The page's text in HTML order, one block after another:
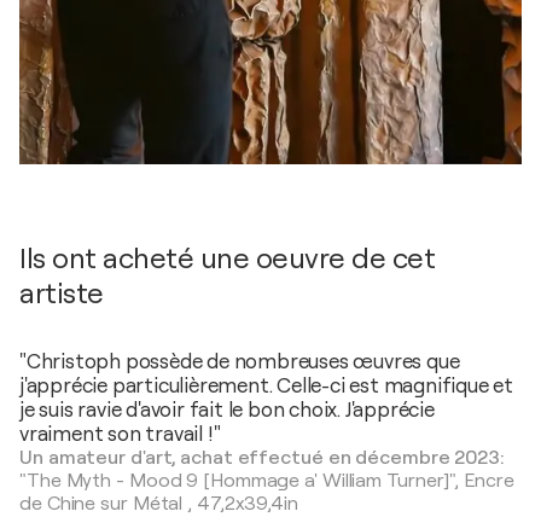
Ils ont acheté une oeuvre de cet
artiste
"Christoph possède de nombreuses œuvres que
j'apprécie particulièrement. Celle-ci est magnifique et
je suis ravie d'avoir fait le bon choix. J'apprécie
vraiment son travail !"
Un amateur d'art, achat effectué en décembre 2023:
"The Myth - Mood 9 [Hommage a' William Turner]", Encre
de Chine sur Métal , 47,2x39,4in